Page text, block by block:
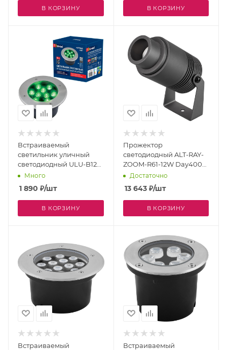
В КОРЗИНУ В КОРЗИНУ
Встраиваемый
светильник уличный
светодиодный ULU-B12A-
9W/GREEN IP67 GREY
Много
1 890 ₽/шт
В КОРЗИНУ
Прожектор
светодиодный ALT-RAY-
ZOOM-R61-12W Day4000
(DG, 10-60 deg, 230V)
(Arlight, IP67 Металл, 3
года) 029700
Достаточно
13 643₽/шт
В КОРЗИНУ
Встраиваемый
Встраиваемый